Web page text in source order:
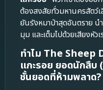
ต้องสงสัยทั่วมหานครสัตว์
ยันรังหมาป่าสุดอันตราย
มุม และเต็มไปด้วยเสียงหัว
ทำไม The
แกะรอย ยอดนักสืบ
ชั้นยอดที่ห้ามพลาด?